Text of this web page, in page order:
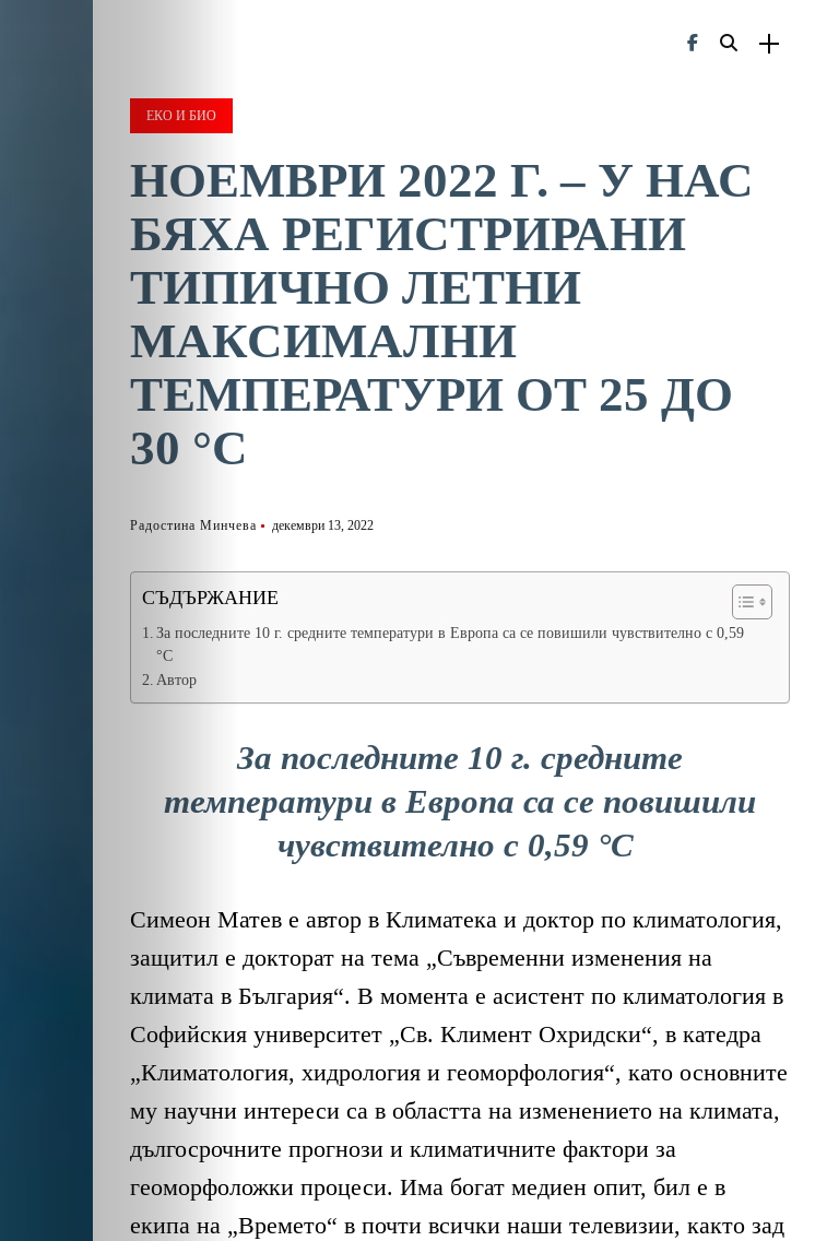
ЕКО И БИО
НОЕМВРИ 2022 Г. – У НАС
БЯХА РЕГИСТРИРАНИ
ТИПИЧНО ЛЕТНИ
МАКСИМАЛНИ
ТЕМПЕРАТУРИ ОТ 25 ДО
30 °C
Радостина Минчева декември 13, 2022
СЪДЪРЖАНИЕ
За последните 10 г. средните температури в Европа са се повишили чувствително с 0,59
°C
Автор
За последните 10 г. средните
температури в Европа са се повишили
чувствително с 0,59 °C
Симеон Матев е автор в Климатека и доктор по климатология,
защитил е докторат на тема „Съвременни изменения на
климата в България“. В момента е асистент по климатология в
Софийския университет „Св. Климент Охридски“, в катедра
„Климатология, хидрология и геоморфология“, като основните
му научни интереси са в областта на изменението на климата,
дългосрочните прогнози и климатичните фактори за
геоморфоложки процеси. Има богат медиен опит, бил е в
екипа на „Времето“ в почти всички наши телевизии, както зад